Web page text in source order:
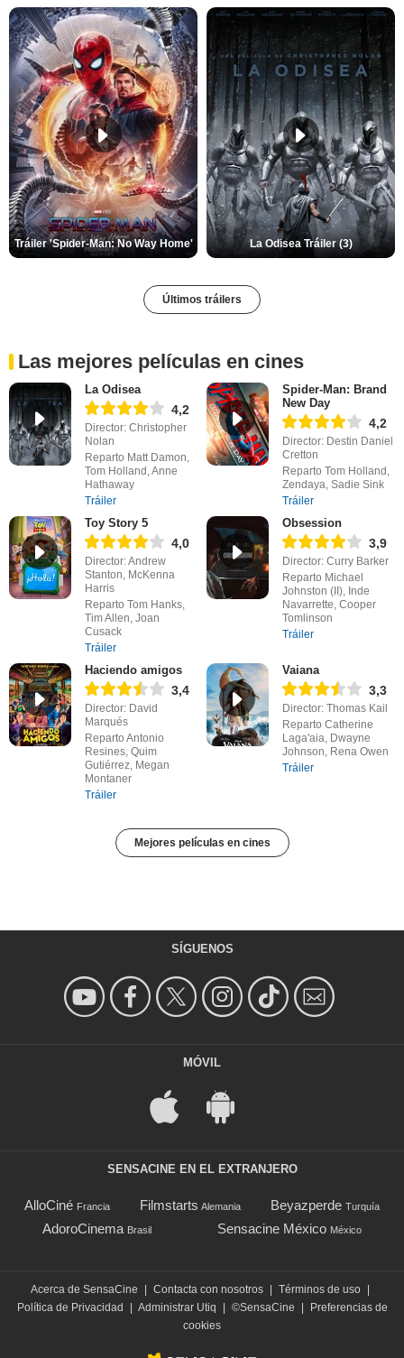
Tráiler 'Spider-Man: No Way Home' La Odisea Tráiler (3)
Últimos tráilers
Las mejores películas en cines
La Odisea
4,2
Director: Christopher
Nolan
Reparto Matt Damon,
Tom Holland, Anne
Hathaway
Tráiler
Spider-Man: Brand
New Day
4,2
Director: Destin Daniel
Cretton
Reparto Tom Holland,
Zendaya, Sadie Sink
Tráiler
Toy Story 5
4,0
Director: Andrew
Stanton, McKenna
Harris
Reparto Tom Hanks,
Tim Allen, Joan
Cusack
Tráiler
Obsession
3,9
Director: Curry Barker
Reparto Michael
Johnston (II), Inde
Navarrette, Cooper
Tomlinson
Tráiler
Haciendo amigos
3,4
Director: David
Marqués
Reparto Antonio
Resines, Quim
Gutiérrez, Megan
Montaner
Tráiler
Vaiana
3,3
Director: Thomas Kail
Reparto Catherine
Laga'aia, Dwayne
Johnson, Rena Owen
Tráiler
Mejores películas en cines
SÍGUENOS
MÓVIL
SENSACINE EN EL EXTRANJERO
AlloCiné Francia Filmstarts Alemania Beyazperde Turquía
AdoroCinema Brasil Sensacine México México
Acerca de SensaCine Contacta con nosotros Términos de uso
Política de Privacidad
Administrar Utiq ©SensaCine
Preferencias de
cookies